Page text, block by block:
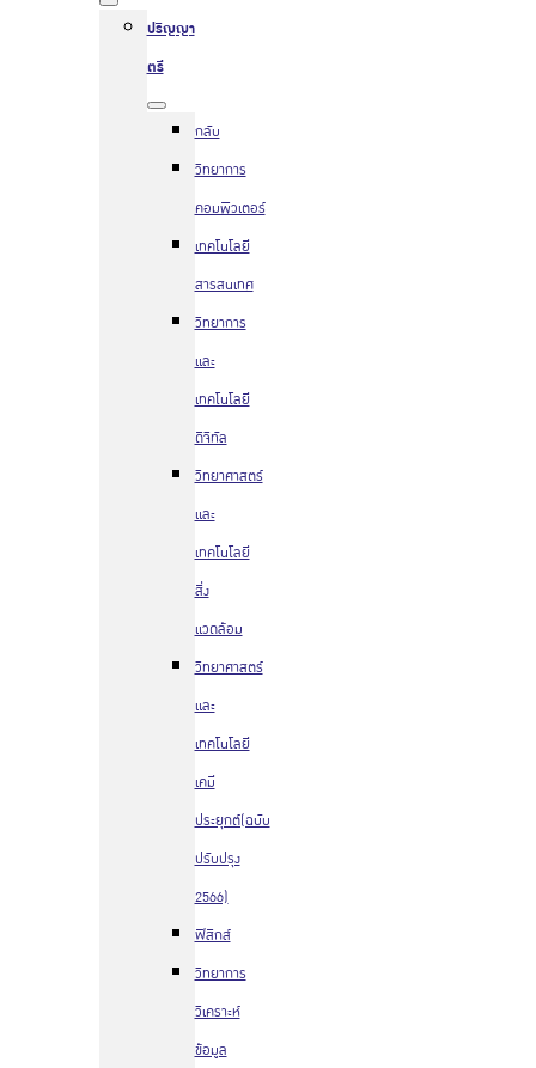
ปริญญา
ตรี
กลับ
วิทยาการ
คอมพิวเตอร์
เทคโนโลยี
สารสนเทศ
วิทยาการ
และ
เทคโนโลยี
ดิจิทัล
วิทยาศาสตร์
และ
เทคโนโลยี
สิ่ง
แวดล้อม
วิทยาศาสตร์
และ
เทคโนโลยี
เคมี
ประยุกต์(ฉบับ
ปรับปรุง
2566)
ฟิสิกส์
วิทยาการ
วิเคราะห์
ข้อมูล